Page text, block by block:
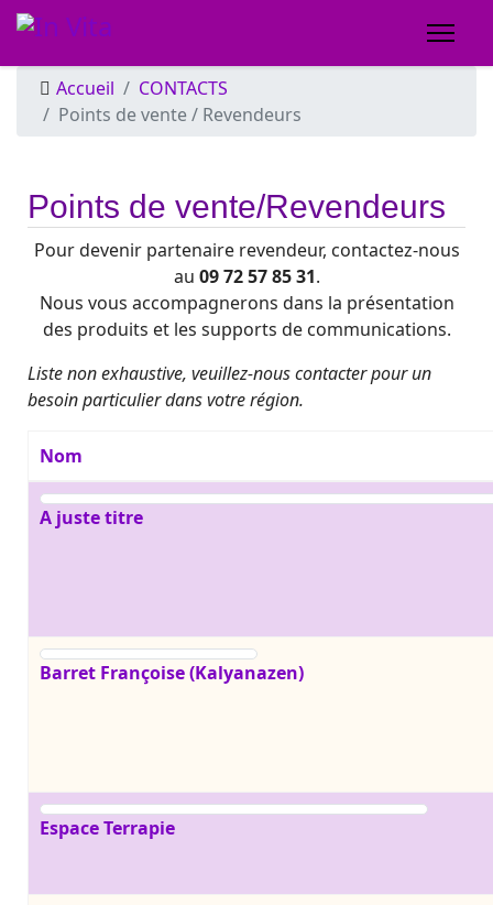
Accueil
CONTACTS
Points de vente / Revendeurs
Points de vente/Revendeurs
Pour devenir partenaire revendeur, contactez-nous
au 09 72 57 85 31.
Nous vous accompagnerons dans la présentation
des produits et les supports de communications.
Liste non exhaustive, veuillez-nous contacter pour un
besoin particulier dans votre région.
Contacts,
Nom
A juste titre
Barret Françoise (Kalyanazen)
Espace Terrapie